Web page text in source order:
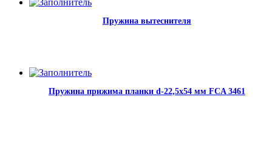
Пружина вытеснителя
Пружина прижима планки d-22,5х54 мм FCA 3461